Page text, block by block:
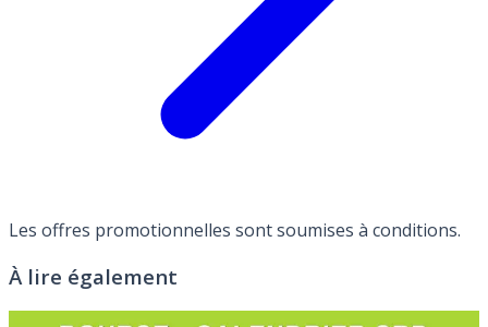
Les offres promotionnelles sont soumises à conditions.
À lire également